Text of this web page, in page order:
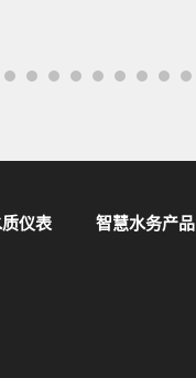
仪表 智慧水务产品